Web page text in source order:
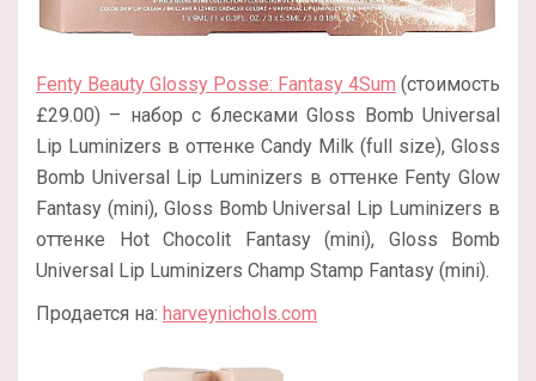
Fenty Beauty Glossy Posse: Fantasy 4Sum (стоимость
£‌29.00) – набор с блесками Gloss Bomb Universal
Lip Luminizers в оттенке Candy Milk (full size), Gloss
Bomb Universal Lip Luminizers в оттенке Fenty Glow
Fantasy (mini), Gloss Bomb Universal Lip Luminizers в
оттенке Hot Chocolit Fantasy (mini), Gloss Bomb
Universal Lip Luminizers Champ Stamp Fantasy (mini).
Продается на: harveynichols.com